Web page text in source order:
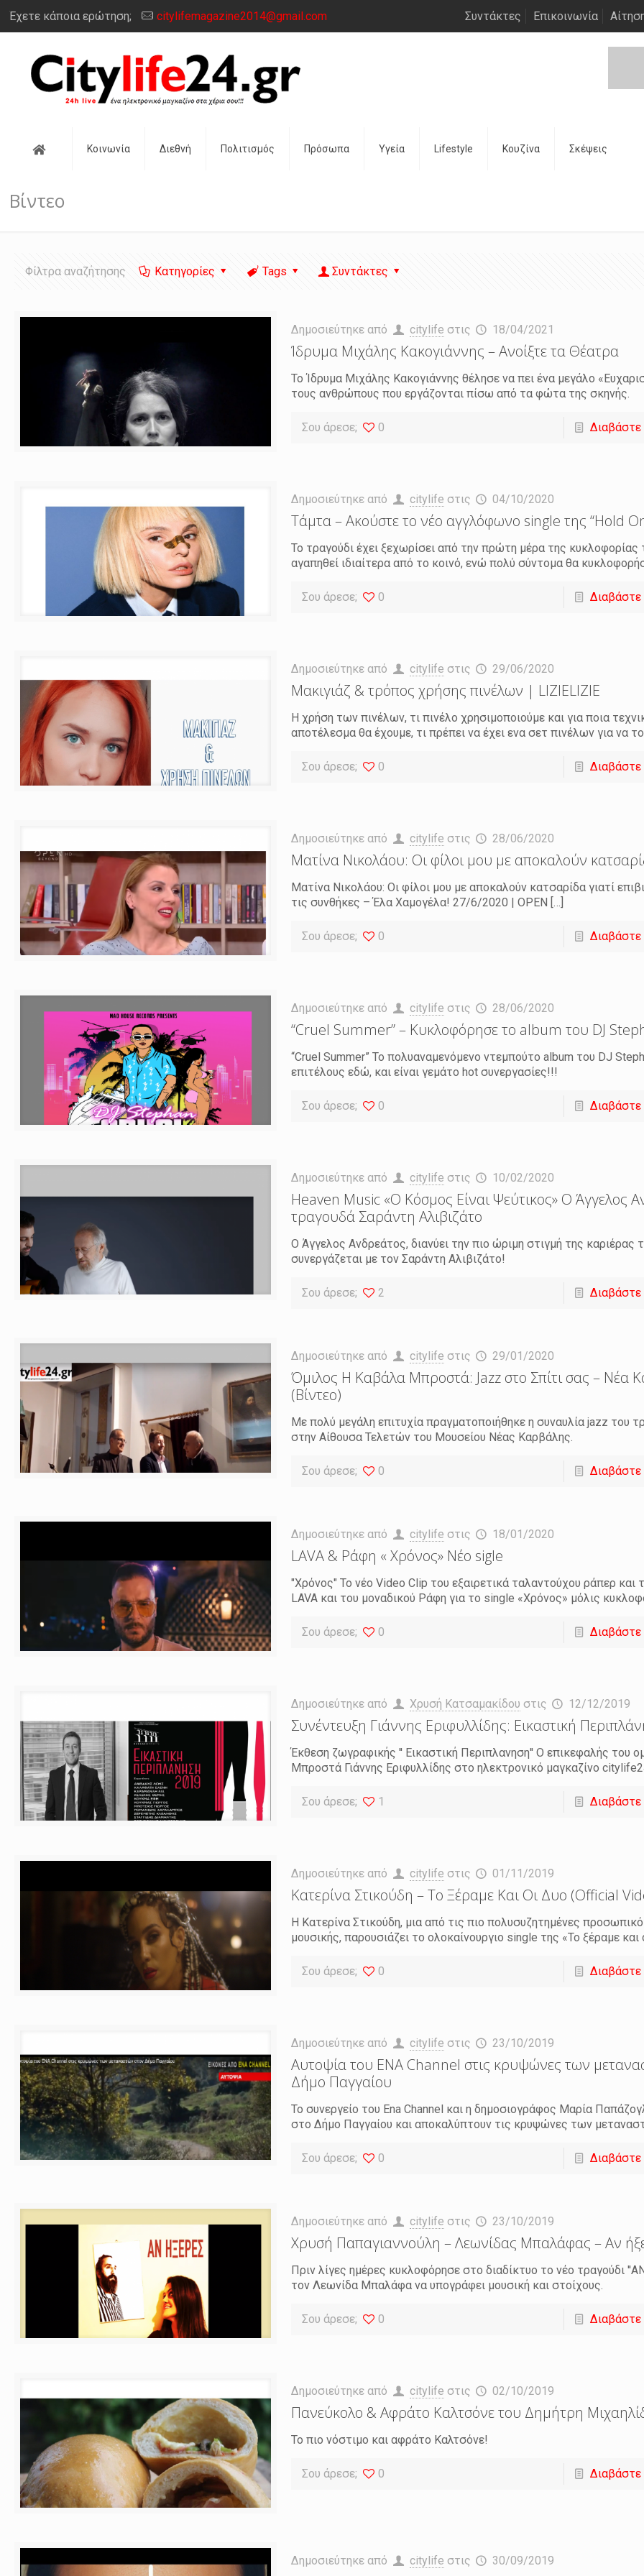
Έχετε κάποια ερώτηση; citylifemagazine2014@gmail.com Συντάκτες Επικοινωνία
Αρχική Κοινωνία Διεθνή Πολιτισμός Πρόσωπα Υγεία Lifestyle Κουζίνα Σκέψεις
Βίντεο
Φίλτρα αναζήτησης Κατηγορίες Tags Συντάκτες
Δημοσιεύτηκε από citylife στις 18/04/2021
Ίδρυμα Μιχάλης Κακογιάννης – Ανοίξτε τα Θέατρα
To Ίδρυμα Μιχάλης Κακογιάννης θέλησε να πει ένα μεγάλο
τους ανθρώπους που εργάζονται πίσω από τα φώτα της σκηνής.
Σου άρεσε; 0 Διαβάστε
Δημοσιεύτηκε από citylife στις 04/10/2020
Τάμτα – Ακούστε το νέο αγγλόφωνο single της “Hold
Το τραγούδι έχει ξεχωρίσει από την πρώτη μέρα της κυκλοφορίας
αγαπηθεί ιδιαίτερα από το κοινό, ενώ πολύ σύντομα θα
Σου άρεσε; 0 Διαβάστε
Δημοσιεύτηκε από citylife στις 29/06/2020
Μακιγιάζ & τρόπος χρήσης πινέλων | LIZIELIZIE
Η χρήση των πινέλων, τι πινέλο χρησιμοποιούμε και για ποια
αποτέλεσμα θα έχουμε, τι πρέπει να έχει ενα σετ πινέλων για να
Σου άρεσε; 0 Διαβάστε
Δημοσιεύτηκε από citylife στις 28/06/2020
Ματίνα Νικολάου: Οι φίλοι μου με αποκαλούν
Ματίνα Νικολάου: Οι φίλοι μου με αποκαλούν κατσαρίδα γιατί
τις συνθήκες – Έλα Χαμογέλα! 27/6/2020 | OPEN […]
Σου άρεσε; 0 Διαβάστε
Δημοσιεύτηκε από citylife στις 28/06/2020
“Cruel Summer” – Κυκλοφόρησε το album του DJ
“Cruel Summer” Το πολυαναμενόμενο ντεμπούτο album του DJ
επιτέλους εδώ, και είναι γεμάτο hot συνεργασίες!!!
Σου άρεσε; 0 Διαβάστε
Δημοσιεύτηκε από citylife στις 10/02/2020
Heaven Music «Ο Κόσμος Είναι Ψεύτικος» Ο Άγγελος
τραγουδά Σαράντη Αλιβιζάτο
Ο Άγγελος Ανδρεάτος, διανύει την πιο ώριμη στιγμή της καριέρας
συνεργάζεται με τον Σαράντη Αλιβιζάτο!
Σου άρεσε; 2 Διαβάστε
Δημοσιεύτηκε από citylife στις 29/01/2020
Όμιλος Η Καβάλα Μπροστά: Jazz στο Σπίτι σας – Νέα
(Βίντεο)
Με πολύ μεγάλη επιτυχία πραγματοποιήθηκε η συναυλία jazz του
στην Αίθουσα Τελετών του Μουσείου Νέας Καρβάλης.
Σου άρεσε; 0 Διαβάστε
Δημοσιεύτηκε από citylife στις 18/01/2020
LAVA & Ράφη « Χρόνος» Νέο sigle
"Χρόνος" Το νέο Video Clip του εξαιρετικά ταλαντούχου ράπερ και
LAVA και του μοναδικού Ράφη για το single «Χρόνος» μόλις
Σου άρεσε; 0 Διαβάστε
Δημοσιεύτηκε από Χρυσή Κατσαμακίδου στις 12/12/2019
Συνέντευξη Γιάννης Εριφυλλίδης: Εικαστική
Έκθεση ζωγραφικής '' Εικαστική Περιπλανηση'' Ο επικεφαλής του
Μπροστά Γιάννης Εριφυλλίδης στο ηλεκτρονικό μαγκαζίνο
Σου άρεσε; 1 Διαβάστε
Δημοσιεύτηκε από citylife στις 01/11/2019
Κατερίνα Στικούδη – Το Ξέραμε Και Οι Δυο (Official
Η Κατερίνα Στικούδη, μια από τις πιο πολυσυζητημένες
μουσικής, παρουσιάζει το ολοκαίνουργιο single της «Το ξέραμε και
Σου άρεσε; 0 Διαβάστε
Δημοσιεύτηκε από citylife στις 23/10/2019
Αυτοψία του ENA Channel στις κρυψώνες των
Δήμο Παγγαίου
Το συνεργείο του Ena Channel και η δημοσιογράφος Μαρία
στο Δήμο Παγγαίου και αποκαλύπτουν τις κρυψώνες των
Σου άρεσε; 0 Διαβάστε
Δημοσιεύτηκε από citylife στις 23/10/2019
Χρυσή Παπαγιαννούλη – Λεωνίδας Μπαλάφας – Αν
Πριν λίγες ημέρες κυκλοφόρησε στο διαδίκτυο το νέο τραγούδι
τον Λεωνίδα Μπαλάφα να υπογράφει μουσική και στοίχους.
Σου άρεσε; 0 Διαβάστε
Δημοσιεύτηκε από citylife στις 02/10/2019
Πανεύκολο & Αφράτο Καλτσόνε του Δημήτρη
Το πιο νόστιμο και αφράτο Καλτσόνε!
Σου άρεσε; 0 Διαβάστε
Δημοσιεύτηκε από citylife στις 30/09/2019